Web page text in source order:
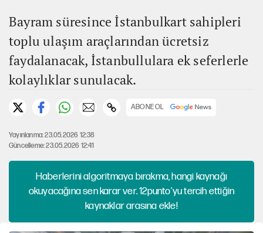
Bayram süresince İstanbulkart sahipleri
toplu ulaşım araçlarından ücretsiz
faydalanacak, İstanbullulara ek seferlerle
kolaylıklar sunulacak.
ABONE OL
Yayınlanma: 23.05.2026 12:38
Güncelleme: 23.05.2026 12:41
Haberlerini algoritmaya bırakma, hangi kaynağı
okuyacağına sen karar ver. 12punto'yu tercih ettiğin
kaynaklar arasına ekle!